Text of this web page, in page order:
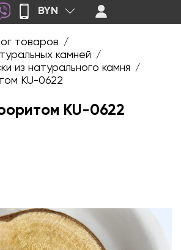
BYN
товаров /
камней /
из натурального камня /
KU-0622
KU-0622